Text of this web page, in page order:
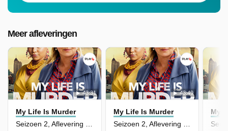
Meer afleveringen
43:31
My Life Is Murder
Seizoen 2, Aflevering 2 - Oceans Apart
43:49
My Life Is Murder
Seizoen 2, Aflevering 1 - Call of the Wild
My